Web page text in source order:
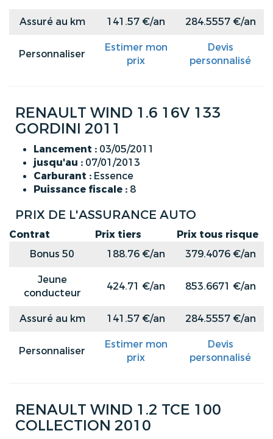
Assuré au km
141.57 €/an 284.5557 €/an
Personnaliser
Estimer mon
prix
Devis
personnalisé
RENAULT WIND 1.6 16V 133
GORDINI 2011
Lancement : 03/05/2011
jusqu'au : 07/01/2013
Carburant : Essence
Puissance fiscale : 8
PRIX DE L'ASSURANCE AUTO
Contrat Prix tiers
Prix tous risque
Bonus 50
188.76 €/an
379.4076 €/an
Jeune
conducteur
424.71 €/an 853.6671 €/an
Assuré au km 141.57 €/an 284.5557 €/an
Personnaliser
Estimer mon
prix
Devis
personnalisé
RENAULT WIND 1.2 TCE 100
COLLECTION 2010